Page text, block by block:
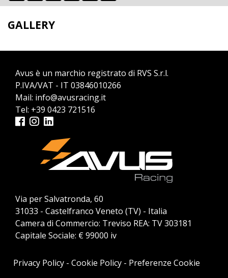
GALLERY
Avus è un marchio registrato di RVS S.r.l.
P.IVA/VAT - IT 03846010266
Mail: info@avusracing.it
Tel: +39 0423 721516
Via per Salvatronda, 60
31033 - Castelfranco Veneto (TV) - Italia
Camera di Commercio: Treviso REA: TV 303181
Capitale Sociale: € 99000 iv
Privacy Policy- Cookie Policy- Preferenze Cookie